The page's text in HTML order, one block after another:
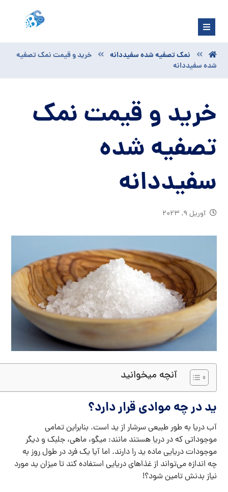
نمک تصفیه شده سفیددانه
خرید و قیمت نمک تصفیه
شده سفیددانه
خرید و قیمت نمک
تصفیه شده
سفیددانه
آوریل ۹, ۲۰۲۳
آنچه میخوانید
ید در چه موادی قرار دارد؟
آب دریا به طور طبیعی سرشار از ید است. بنابراین تمامی
موجوداتی که در دریا هستند مانند: میگو، ماهی، جلبک و دیگر
موجودات دریایی ماده ید را دارند. اما آیا یک فرد در طول روز به
چه اندازه می‌تواند از غذاهای دریایی استفاده کند تا میزان ید مورد
نیاز بدنش تامین شود؟!